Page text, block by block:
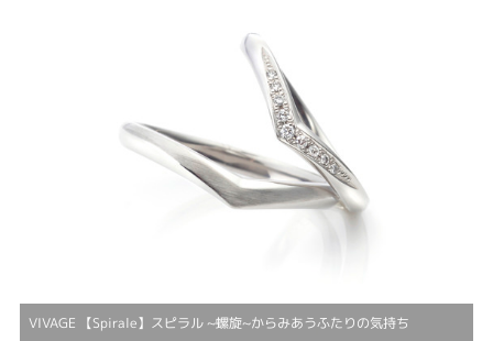
VIVAGE 【Spirale】スピラル ~螺旋~からみあうふたりの気持ち